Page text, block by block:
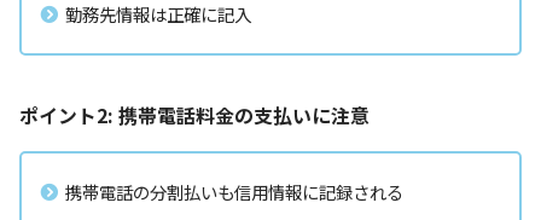
勤務先情報は正確に記入
ポイント2: 携帯電話料金の支払いに注意
携帯電話の分割払いも信用情報に記録される